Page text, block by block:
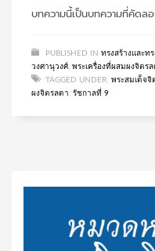
บทความนี้เป็นบทความที่คัดล
PUBLISHED IN ทรงสร้างและท
วงศานุวงศ์, พระเครื่องที่ผสมผงจิตรล
TAGGED UNDER: พระสมเด็จจิ
ผงจิตรลดา , รัชกาลที่ 9